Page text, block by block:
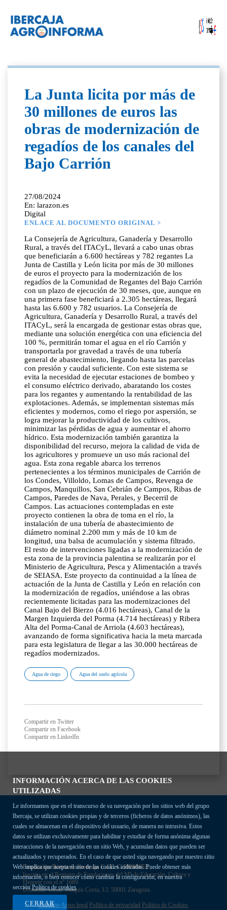
INFORMACIÓN ACERCA DE LAS COOKIES
UTILIZADAS
Le informamos que en el transcurso de su navegación por los sitios web del grupo
Ibercaja, se utilizan cookies propias y de terceros (ficheros de datos anónimos), las
cuales se almacenan en el dispositivo del usuario, de manera no intrusiva. Estos
datos se utilizan exclusivamente para habilitar y estudiar de forma anónima algunas
interacciones de la navegación en un sitio Web, y acumulan datos que pueden ser
actualizados y recuperados. En el caso de que usted siga navegando por nuestro sitio
Web implica que acepta el uso de las cookies indicadas. Puede obtener más
información, o bien conocer cómo cambiar la configuración, en nuestra
secciónPolítica de cookies
CERRAR
La Junta licita por más de
30 millones de euros las
obras de modernización de
regadíos de los canales del
Bajo Carrión
27/08/2024
En: larazon.es
Digital
ENLACE AL DOCUMENTO ORIGINAL >
La Consejería de Agricultura, Ganadería y Desarrollo
Rural, a través del ITACyL, llevará a cabo unas obras
que beneficiarán a 6.600 hectáreas y 782 regantes La
Junta de Castilla y León licita por más de 30 millones
de euros el proyecto para la modernización de los
regadíos de la Comunidad de Regantes del Bajo Carrión
con un plazo de ejecución de 30 meses, que, aunque en
una primera fase beneficiará a 2.305 hectáreas, llegará
hasta las 6.600 y 782 usuarios. La Consejería de
Agricultura, Ganadería y Desarrollo Rural, a través del
ITACyL, será la encargada de gestionar estas obras que,
mediante una solución energética con una eficiencia del
100 %, permitirán tomar el agua en el río Carrión y
transportarla por gravedad a través de una tubería
general de abastecimiento, llegando hasta las parcelas
con presión y caudal suficiente. Con este sistema se
evita la necesidad de ejecutar estaciones de bombeo y
el consumo eléctrico derivado, abaratando los costes
para los regantes y aumentando la rentabilidad de las
explotaciones. Además, se implementan sistemas más
eficientes y modernos, como el riego por aspersión, se
logra mejorar la productividad de los cultivos,
minimizar las pérdidas de agua y aumentar el ahorro
hídrico. Esta modernización también garantiza la
disponibilidad del recurso, mejora la calidad de vida de
los agricultores y promueve un uso más racional del
agua. Esta zona regable abarca los terrenos
pertenecientes a los términos municipales de Carrión de
los Condes, Villoldo, Lomas de Campos, Revenga de
Campos, Manquillos, San Cebrián de Campos, Ribas de
Campos, Paredes de Nava, Perales, y Becerril de
Campos. Las actuaciones contempladas en este
proyecto contienen la obra de toma en el río, la
instalación de una tubería de abastecimiento de
diámetro nominal 2.200 mm y más de 10 km de
longitud, una balsa de acumulación y sistema filtrado.
El resto de intervenciones ligadas a la modernización de
esta zona de la provincia palentina se realizarán por el
Ministerio de Agricultura, Pesca y Alimentación a través
de SEIASA. Este proyecto da continuidad a la línea de
actuación de la Junta de Castilla y León en relación con
la modernización de regadíos, uniéndose a las obras
recientemente licitadas para las modernizaciones del
Canal Bajo del Bierzo (4.016 hectáreas), Canal de la
Margen Izquierda del Porma (4.714 hectáreas) y Ribera
Alta del Porma-Canal de Arriola (4.603 hectáreas),
avanzando de forma significativa hacia la meta marcada
para esta legislatura de llegar a las 30.000 hectáreas de
regadíos modernizados.
Agua de riego Agua del suelo agrícola
Compartir en Twitter
Compartir en Facebook
Compartir en LinkedIn
Fundación Bancaria Ibercaja C.I.F. G-50000652.
Inscrita en el Registro de Fundaciones del Mº de Educación, Cultura y
Deporte con el nº 1689.
Domicilio social: Joaquín Costa, 13. 50001 Zaragoza.
ContactoAviso legal Política de privacidad Política de Cookies